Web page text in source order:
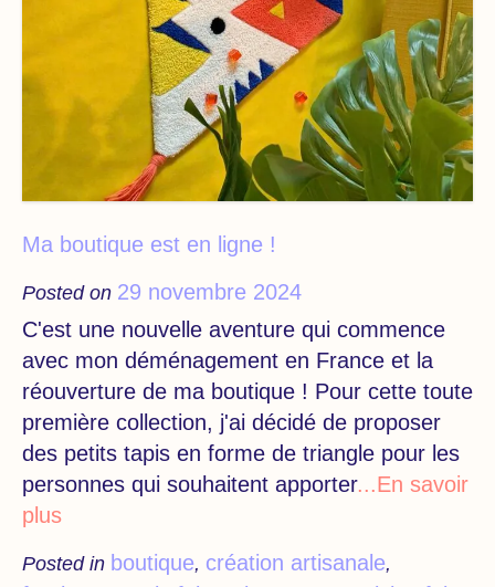
Ma boutique est en ligne !
Posted on 29 novembre 2024
C'est une nouvelle aventure qui commence
avec mon déménagement en France et la
réouverture de ma boutique ! Pour cette toute
première collection, j'ai décidé de proposer
des petits tapis en forme de triangle pour les
personnes qui souhaitent apporter...En savoir
plus
Posted in boutique, création artisanale,